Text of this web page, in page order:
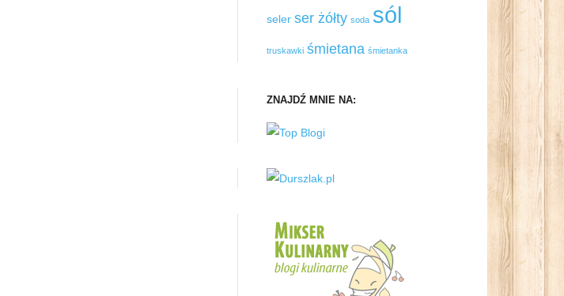
seler ser żółty soda sól
truskawki śmietana śmietanka
ZNAJDŹ MNIE NA: